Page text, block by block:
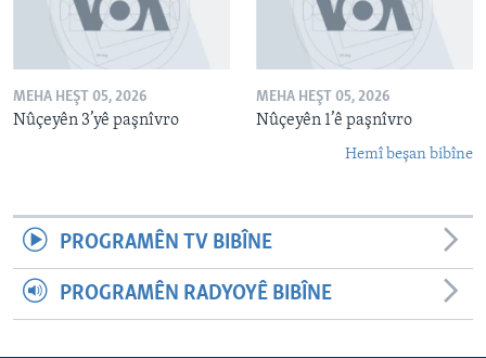
MEHA HEŞT 05, 2026
Nûçeyên 3’yê paşnîvro
MEHA HEŞT 05, 2026
Nûçeyên 1’ê paşnîvro
Hemî beşan bibîne
PROGRAMÊN TV BIBÎNE
PROGRAMÊN RADYOYÊ BIBÎNE